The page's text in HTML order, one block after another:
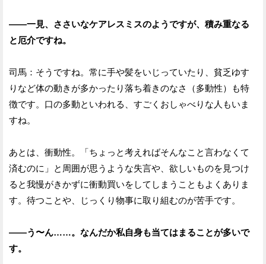
——一見、ささいなケアレスミスのようですが、積み重なる
と厄介ですね。
司馬：そうですね。常に手や髪をいじっていたり、貧乏ゆす
りなど体の動きが多かったり落ち着きのなさ（多動性）も特
徴です。口の多動といわれる、すごくおしゃべりな人もいま
すね。
あとは、衝動性。「ちょっと考えればそんなこと言わなくて
済むのに」と周囲が思うような失言や、欲しいものを見つけ
ると我慢がきかずに衝動買いをしてしまうこともよくありま
す。待つことや、じっくり物事に取り組むのが苦手です。
——う〜ん……。なんだか私自身も当てはまることが多いで
す。